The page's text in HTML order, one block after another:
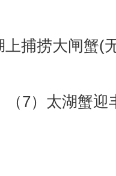
捕捞大闸蟹(